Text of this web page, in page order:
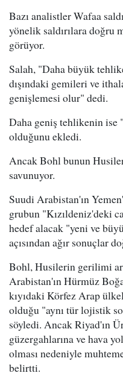
Bazı analistler Wafaa
yönelik saldırılara doğru
görüyor.
Salah, "Daha büyük
dışındaki gemileri ve
genişlemesi olur" dedi.
Daha geniş tehlikenin ise
olduğunu ekledi.
Ancak Bohl bunun
savunuyor.
Suudi Arabistan'ın
grubun "Kızıldeniz'deki
hedef alacak "yeni ve
açısından ağır sonuçlar
Bohl, Husilerin gerilimi
Arabistan'ın Hürmüz
kıyıdaki Körfez Arap
olduğu "aynı tür lojistik
söyledi. Ancak Riyad'ın
güzergahlarına ve hava
olması nedeniyle
belirtti.